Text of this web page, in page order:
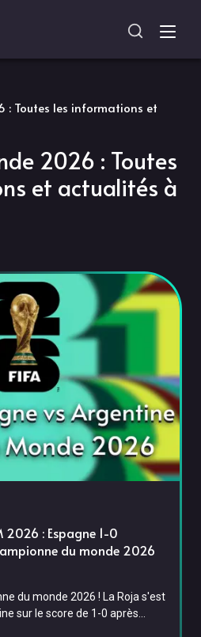
: Toutes les informations et
2026 : Toutes
et actualités à
2026 : Espagne 1-0
du monde 2026
du monde 2026 ! La Roja s'est
sur le score de 1-0 après
19 juillet au MetLife Stadium